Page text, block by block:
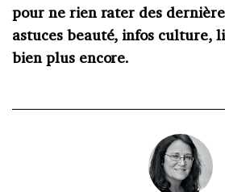
pour ne rien rater des
astuces beauté, infos culture,
bien plus encore.